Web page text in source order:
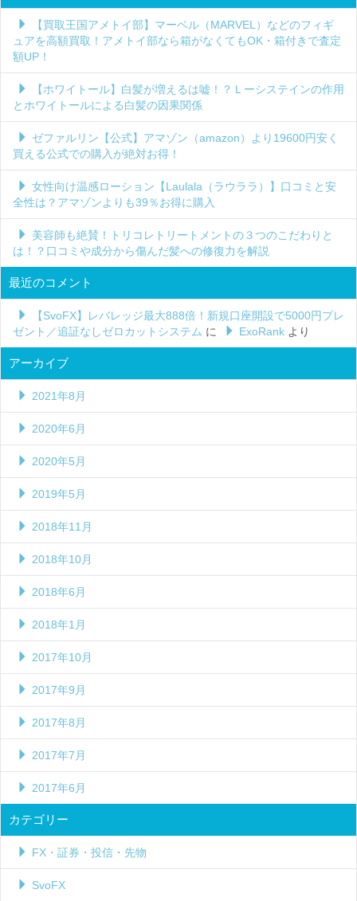
【買取王国アメトイ部】マーベル（MARVEL）などのフィギ
ュアを高額買取！アメトイ部なら箱がなくてもOK・箱付きで査定
額UP！
【ホワイトール】白髪が増えるは嘘！？Ｌーシステインの作用
とホワイトールによる白髪の因果関係
ゼファルリン【公式】アマゾン（amazon）より19600円安く
買える公式での購入が絶対お得！
女性向け温感ローション【Laulala（ラウララ）】口コミと安
全性は？アマゾンよりも39％お得に購入
美容師も絶賛！トリコレトリートメントの３つのこだわりと
は！？口コミや成分から傷んだ髪への修復力を解説
最近のコメント
【SvoFX】レバレッジ最大888倍！新規口座開設で5000円プレ
ゼント／追証なしゼロカットシステム に ExoRank より
アーカイブ
2021年8月
2020年6月
2020年5月
2019年5月
2018年11月
2018年10月
2018年6月
2018年1月
2017年10月
2017年9月
2017年8月
2017年7月
2017年6月
カテゴリー
FX・証券・投信・先物
SvoFX